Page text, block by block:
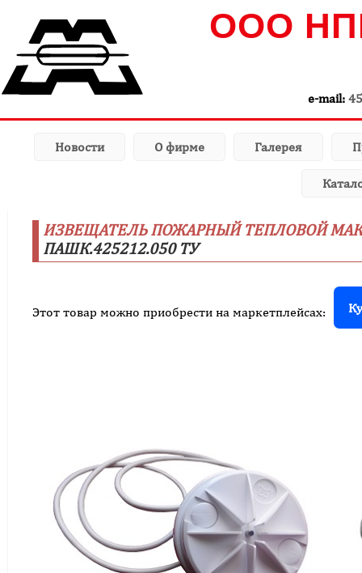
ООО
e-mail:
Новости О фирме Галерея
ИЗВЕЩАТЕЛЬ ПОЖАРНЫЙ ТЕПЛОВОЙ
ПАШК.425212.050 ТУ
Этот товар можно приобрести на маркетплейсах: